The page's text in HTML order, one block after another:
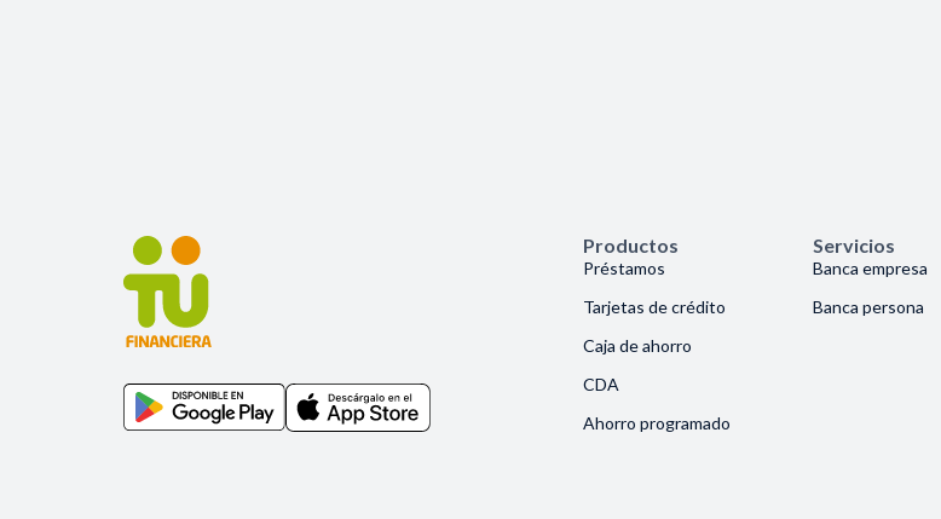
Productos
Préstamos
Tarjetas de crédito
Caja de ahorro
CDA
Ahorro programado
Servicios
Banca empresa
Banca persona